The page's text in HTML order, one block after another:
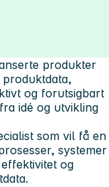
produkter
og forutsigbart
idé og utvikling
som vil få en
systemer
og